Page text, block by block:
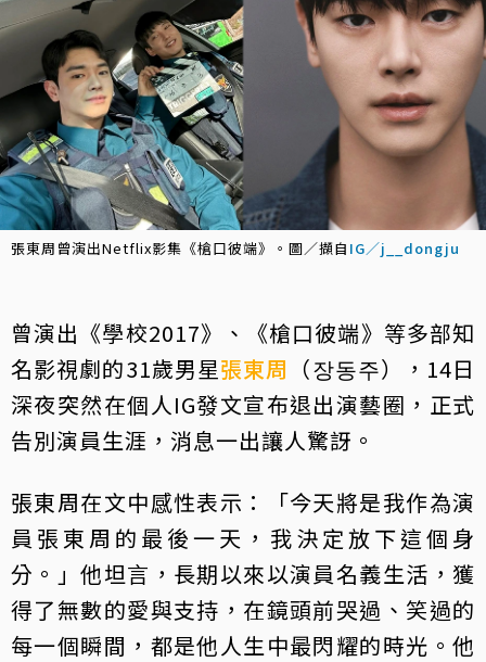
張東周曾演出Netflix影集《槍口彼端》。圖／擷自 IG／j__dongju
曾演出《學校2017》、《槍口彼端》等多部知
名影視劇的31歲男星張東周 （장동주），14日
深夜突然在個人IG發文宣布退出演藝圈，正式
告別演員生涯，消息一出讓人驚訝。
張東周在文中感性表示：「今天將是我作為演
員張東周的最後一天，我決定放下這個身
分。」他坦言，長期以來以演員名義生活，獲
得了無數的愛與支持，在鏡頭前哭過、笑過的
每一個瞬間，都是他人生中最閃耀的時光。他